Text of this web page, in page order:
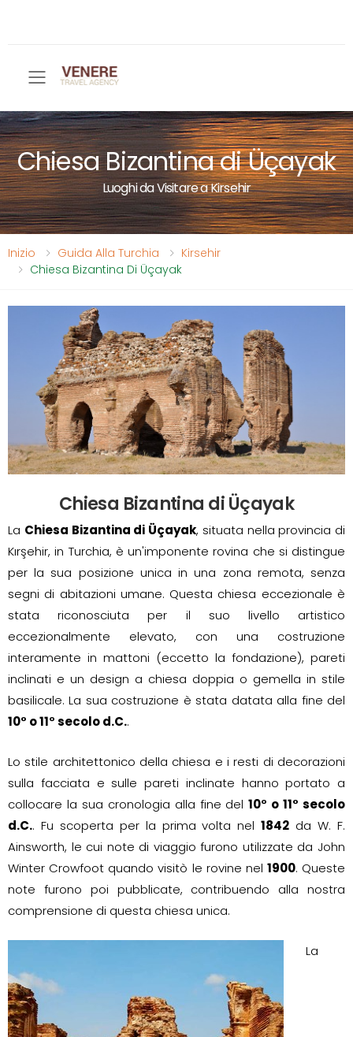
Toggle mobile menu
Chiesa Bizantina di Üçayak
Luoghi da Visitare a Kirsehir
Inizio Guida Alla Turchia
Kirsehir
Chiesa Bizantina Di Üçayak
Chiesa Bizantina di Üçayak
La Chiesa Bizantina di Üçayak, situata nella provincia di
Kırşehir, in Turchia, è un'imponente rovina che si distingue
per la sua posizione unica in una zona remota, senza
segni di abitazioni umane. Questa chiesa eccezionale è
stata riconosciuta per il suo livello artistico
eccezionalmente elevato, con una costruzione
interamente in mattoni (eccetto la fondazione), pareti
inclinati e un design a chiesa doppia o gemella in stile
basilicale. La sua costruzione è stata datata alla fine del
10° o 11° secolo d.C..
Lo stile architettonico della chiesa e i resti di decorazioni
sulla facciata e sulle pareti inclinate hanno portato a
collocare la sua cronologia alla fine del10° o 11° secolo
d.C.. Fu scoperta per la prima volta nel1842 da W. F.
Ainsworth, le cui note di viaggio furono utilizzate da John
Winter Crowfoot quando visitò le rovine nel 1900. Queste
note furono poi pubblicate, contribuendo alla nostra
comprensione di questa chiesa unica.
La